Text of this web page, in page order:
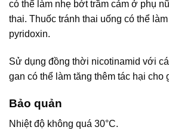
có thể làm nhẹ bớt trầm cảm ở phụ
thai. Thuốc tránh thai uống có thể
pyridoxin.
Sử dụng đồng thời nicotinamid với
gan có thể làm tăng thêm tác hại cho
Bảo quản
Nhiệt độ không quá 30°C.